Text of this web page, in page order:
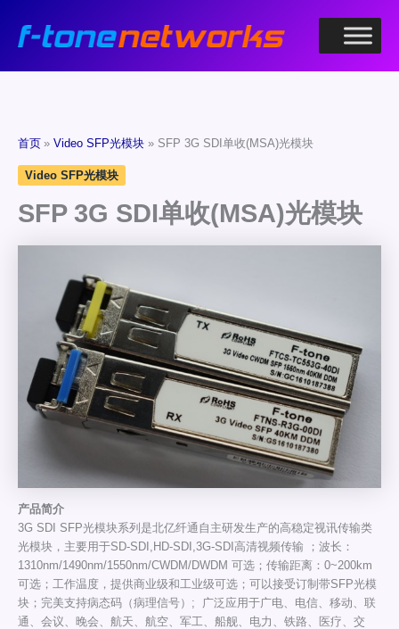
首页 Video SFP光模块 SFP 3G SDI单收(MSA)光模块
Video SFP光模块
SFP 3G SDI单收(MSA)光模块
产品简介
3G SDI SFP光模块系列是北亿纤通自主研发生产的高稳定视讯传输类
光模块，主要用于SD-SDI,HD-SDI,3G-SDI高清视频传输 ；波长：
1310nm/1490nm/1550nm/CWDM/DWDM 可选；传输距离：0~200km
可选；工作温度，提供商业级和工业级可选；可以接受订制带SFP光模
块；完美支持病态码（病理信号）; 广泛应用于广电、电信、移动、联
通、会议、晚会、航天、航空、军工、船舰、电力、铁路、医疗、交